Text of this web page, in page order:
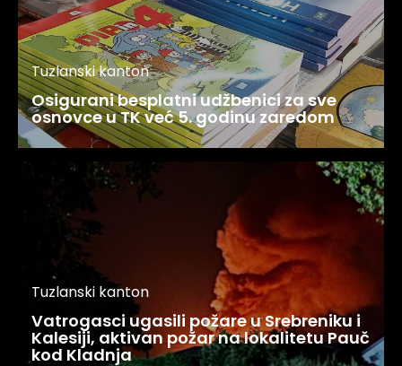
Tuzlanski kanton
Osigurani besplatni udžbenici za sve
osnovce u TK već 5. godinu zaredom
Tuzlanski kanton
Vatrogasci ugasili požare u Srebreniku i
Kalesiji, aktivan požar na lokalitetu Pauč
kod Kladnja